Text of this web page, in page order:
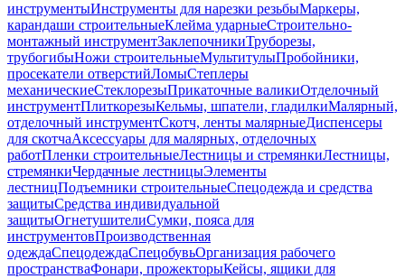
инструментыИнструменты для нарезки резьбыМаркеры,
карандаши строительныеКлейма ударныеСтроительно-
монтажный инструментЗаклепочникиТруборезы,
трубогибыНожи строительныеМультитулыПробойники,
просекатели отверстийЛомыСтеплеры
механическиеСтеклорезыПрикаточные валикиОтделочный
инструментПлиткорезыКельмы, шпатели, гладилкиМалярный,
отделочный инструментСкотч, ленты малярныеДиспенсеры
для скотчаАксессуары для малярных, отделочных
работПленки строительныеЛестницы и стремянкиЛестницы,
стремянкиЧердачные лестницыЭлементы
лестницПодъемники строительныеСпецодежда и средства
защитыСредства индивидуальной
защитыОгнетушителиСумки, пояса для
инструментовПроизводственная
одеждаСпецодеждаСпецобувьОрганизация рабочего
пространстваФонари, прожекторыКейсы, ящики для